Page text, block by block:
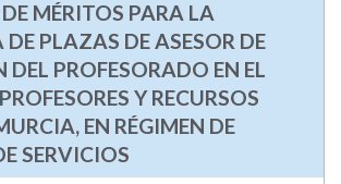
MÉRITOS PARA LA
DE PLAZAS DE ASESOR DE
PROFESORADO EN EL
Y RECURSOS
EN RÉGIMEN DE
SERVICIOS